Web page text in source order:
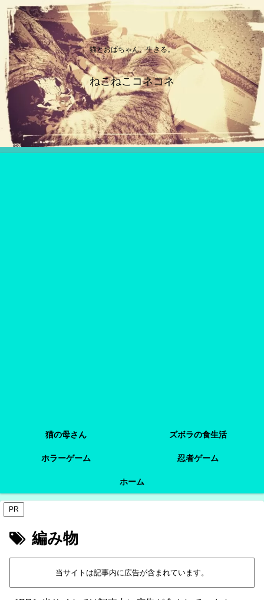
猫とおばちゃん、生きる。
ねこねこコネコネ
猫の母さん ズボラの食生活
ホラーゲーム 忍者ゲーム
ホーム
PR
編み物
当サイトは記事内に広告が含まれています。